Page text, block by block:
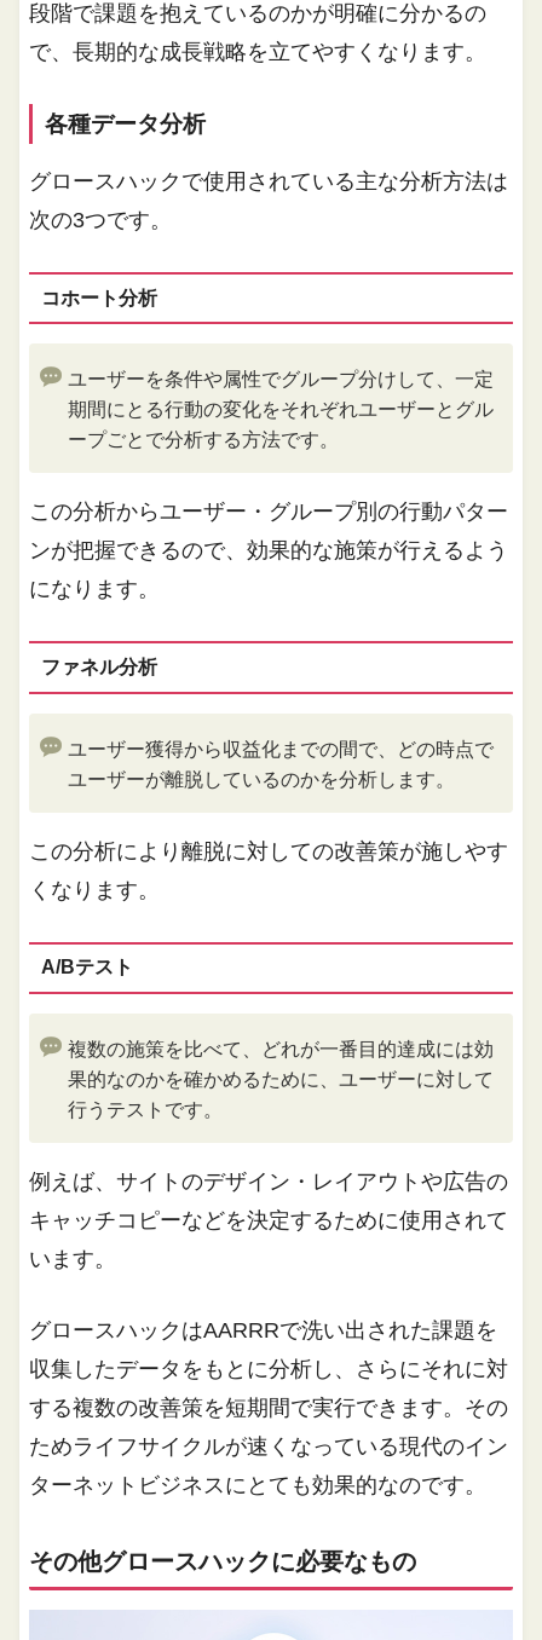
段階で課題を抱えているのかが明確に分かるの
で、長期的な成長戦略を立てやすくなります。
各種データ分析
グロースハックで使用されている主な分析方法は
次の3つです。
コホート分析
ユーザーを条件や属性でグループ分けして、一定
期間にとる行動の変化をそれぞれユーザーとグル
ープごとで分析する方法です。
この分析からユーザー・グループ別の行動パター
ンが把握できるので、効果的な施策が行えるよう
になります。
ファネル分析
ユーザー獲得から収益化までの間で、どの時点で
ユーザーが離脱しているのかを分析します。
この分析により離脱に対しての改善策が施しやす
くなります。
A/Bテスト
複数の施策を比べて、どれが一番目的達成には効
果的なのかを確かめるために、ユーザーに対して
行うテストです。
例えば、サイトのデザイン・レイアウトや広告の
キャッチコピーなどを決定するために使用されて
います。
グロースハックはAARRRで洗い出された課題を
収集したデータをもとに分析し、さらにそれに対
する複数の改善策を短期間で実行できます。その
ためライフサイクルが速くなっている現代のイン
ターネットビジネスにとても効果的なのです。
その他グロースハックに必要なもの